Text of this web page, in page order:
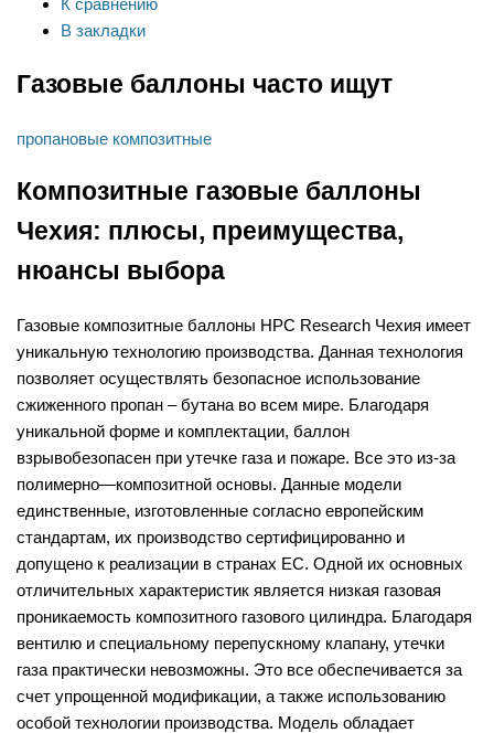
К сравнению
В закладки
Газовые баллоны часто ищут
пропановые композитные
Композитные газовые баллоны
Чехия: плюсы, преимущества,
нюансы выбора
Газовые композитные баллоны HPC Research Чехия имеет
уникальную технологию производства. Данная технология
позволяет осуществлять безопасное использование
сжиженного пропан – бутана во всем мире. Благодаря
уникальной форме и комплектации, баллон
взрывобезопасен при утечке газа и пожаре. Все это из-за
полимерно—композитной основы. Данные модели
единственные, изготовленные согласно европейским
стандартам, их производство сертифицированно и
допущено к реализации в странах ЕС. Одной их основных
отличительных характеристик является низкая газовая
проникаемость композитного газового цилиндра. Благодаря
вентилю и специальному перепускному клапану, утечки
газа практически невозможны. Это все обеспечивается за
счет упрощенной модификации, а также использованию
особой технологии производства. Модель обладает